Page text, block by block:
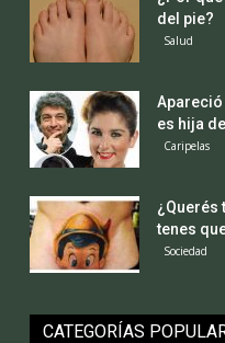
del pie?
Salud
Apareció
es hija
Caripelas
¿Querés
tenes
Sociedad
CATEGORÍAS